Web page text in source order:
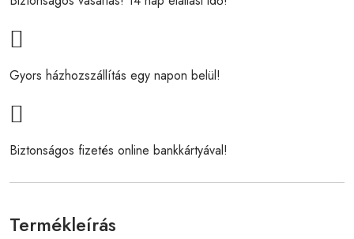
Gyors házhozszállítás egy napon belül!
Biztonságos fizetés online bankkártyával!
Termékleírás